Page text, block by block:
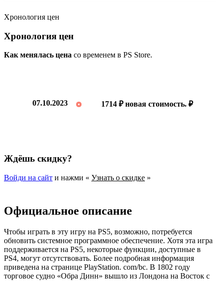
Хронология цен
Хронология цен
Как менялась цена со временем в PS Store.
07.10.2023 1714 ₽ новая стоимость.₽
Ждёшь скидку?
Войди на сайт и нажми « Узнать о скидке »
Официальное описание
Чтобы играть в эту игру на PS5, возможно, потребуется
обновить системное программное обеспечение. Хотя эта игра
поддерживается на PS5, некоторые функции, доступные в
PS4, могут отсутствовать. Более подробная информация
приведена на странице PlayStation. com/bc. В 1802 году
торговое судно «Обра Динн» вышло из Лондона на Восток с